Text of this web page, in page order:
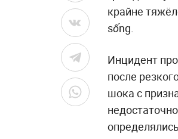
крайне
sống.
Инцидент
после
шока с